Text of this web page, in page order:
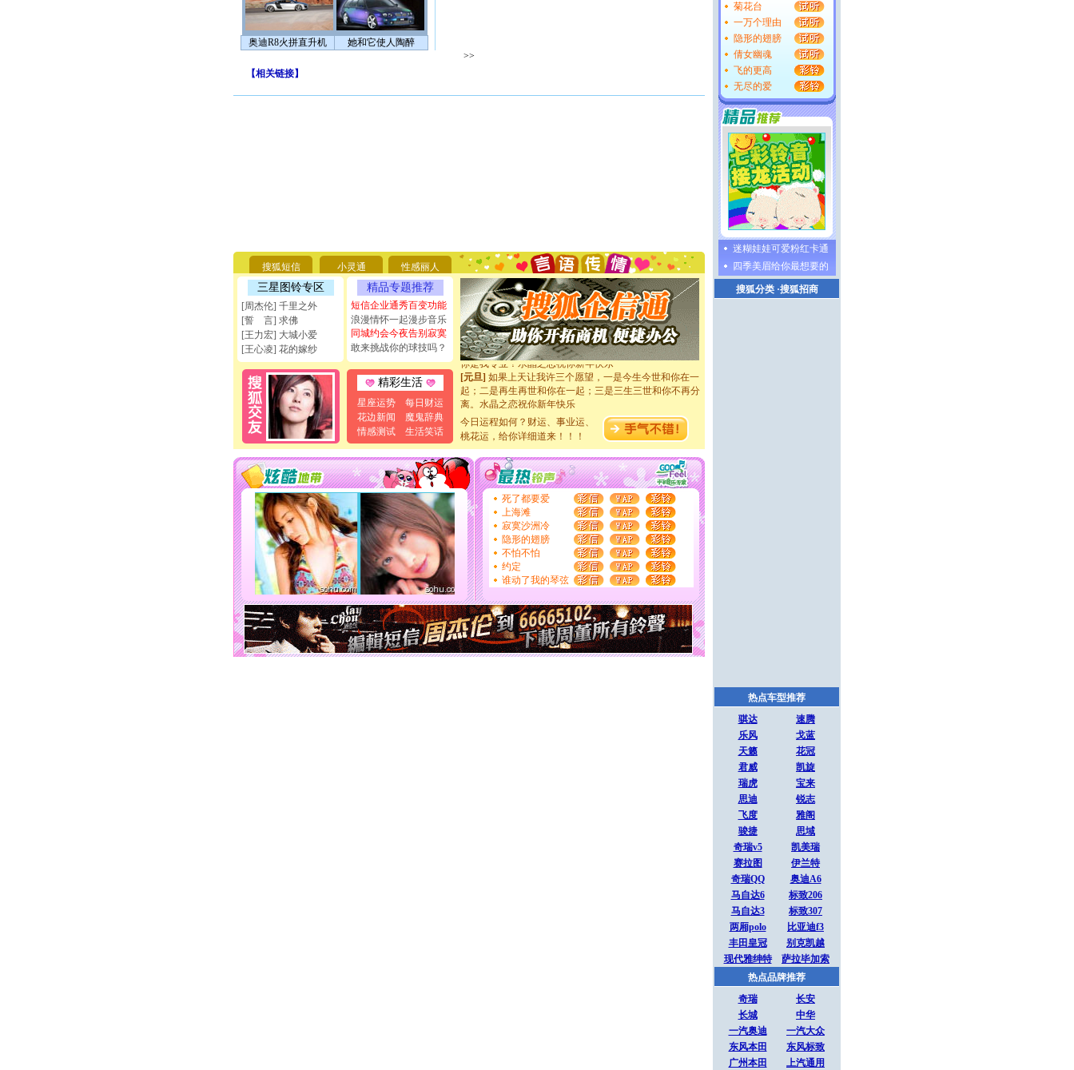
奥迪R8火拼直升机 她和它使人陶醉
>>
【相关链接】
搜狐短信 小灵通 性感丽人
三星图铃专区
[周杰伦] 千里之外
[誓 言] 求佛
[王力宏] 大城小爱
[王心凌] 花的嫁纱
精品专题推荐
短信企业通秀百变功能
浪漫情怀一起漫步音乐
同城约会今夜告别寂寞
敢来挑战你的球技吗？
精彩生活
星座运势
每日财运
花边新闻
魔鬼辞典
情感测试
生活笑话
[圣诞节] 不只这样的日子才会想起你,而是这样的日子才
能正大光明地骚扰你,告诉你,圣诞要快乐!新年要快乐!天
天都要快乐噢!
[圣诞节]奉上一颗祝福的心,在这个特别的日子里,愿幸福,
如意,快乐,鲜花,一切美好的祝愿与你同在.圣诞快乐!
[元旦]看到你我会触电；看不到你我要充电；没有你我会
断电。爱你是我职业，想你是我事业，抱你是我特长，吻
你是我专业！水晶之恋祝你新年快乐
[元旦]如果上天让我许三个愿望，一是今生今世和你在一
起；二是再生再世和你在一起；三是三生三世和你不再分
离。水晶之恋祝你新年快乐
[元旦] 当我狠下心扭头离去那一刻，你在我身后无助地哭
泣，这痛楚让我明白我多么爱你。我转身抱住你：这猪不
卖了。水晶之恋祝你新年快乐。
[春节]风柔雨润好月圆，半岛铁盒伴身边，每日尽显开心
颜！冬去春来似水如烟，劳碌人生需尽欢！听一曲轻歌，
道一声平安！新年吉祥万事如愿
[春节] 传说薰衣草有四片叶子：第一片叶子是信仰，第二
片叶子是希望，第三片叶子是爱情，第四片叶子是幸运。
送你一棵薰衣草，愿你新年快乐！
[圣诞节]
圣诞节到了，想想没什么送给你的，又不打算给
你太多，只有给你五千万：千万快乐！千万要健康！千万
要平安！千万要知足！千万不要忘记我！
[圣诞节]
不只这样的日子才会想起你,而是这样的日子才
能正大光明地骚扰你,告诉你,圣诞要快乐!新年要快乐!天
天都要快乐噢!
[圣诞节]奉上一颗祝福的心,在这个特别的日子里,愿幸福,
如意,快乐,鲜花,一切美好的祝愿与你同在.圣诞快乐!
[元旦]看到你我会触电；看不到你我要充电；没有你我会
断电。爱你是我职业，想你是我事业，抱你是我特长，吻
今日运程如何？财运、事业运、
桃花运，给你详细道来！！！
死了都要爱
上海滩
寂寞沙洲冷
隐形的翅膀
不怕不怕
约定
谁动了我的琴弦
菊花台
一万个理由
隐形的翅膀
倩女幽魂
飞的更高
无尽的爱
迷糊娃娃可爱粉红卡通
四季美眉给你最想要的
搜狐分类·搜狐招商
热点车型推荐
骐达
速腾
乐风
戈蓝
天籁
花冠
君威
凯旋
瑞虎
宝来
思迪
锐志
飞度
雅阁
骏捷
思域
奇瑞v5
凯美瑞
赛拉图
伊兰特
奇瑞QQ
奥迪A6
马自达6
标致206
马自达3
标致307
两厢polo
比亚迪f3
丰田皇冠
别克凯越
现代雅绅特
萨拉毕加索
热点品牌推荐
奇瑞
长安
长城
中华
一汽奥迪
一汽大众
东风本田
东风标致
广州本田
上汽通用